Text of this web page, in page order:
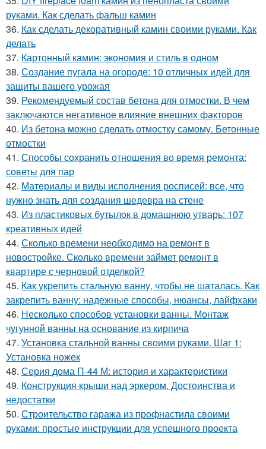
руками. Как сделать фальш камин
36. Как сделать декоративный камин своими руками. Как
делать
37. Картонный камин: экономия и стиль в одном
38. Создание пугала на огороде: 10 отличных идей для
защиты вашего урожая
39. Рекомендуемый состав бетона для отмостки. В чем
заключаются негативное влияние внешних факторов
40. Из бетона можно сделать отмостку самому. Бетонные
отмостки
41. Способы сохранить отношения во время ремонта:
советы для пар
42. Материалы и виды исполнения росписей: все, что
нужно знать для создания шедевра на стене
43. Из пластиковых бутылок в домашнюю утварь: 107
креативных идей
44. Сколько времени необходимо на ремонт в
новостройке. Сколько времени займет ремонт в
квартире с черновой отделкой?
45. Как укрепить стальную ванну, чтобы не шаталась. Как
закрепить ванну: надежные способы, нюансы, лайфхаки
46. Несколько способов установки ванны. Монтаж
чугунной ванны на основание из кирпича
47. Установка стальной ванны своими руками. Шаг 1:
Установка ножек
48. Серия дома П-44 М: история и характеристики
49. Конструкция крыши над эркером. Достоинства и
недостатки
50. Строительство гаража из профнастила своими
руками: простые инструкции для успешного проекта